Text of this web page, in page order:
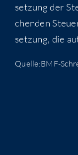
set­zung der
chen­den
set­zung, die
Quelle:BMF-